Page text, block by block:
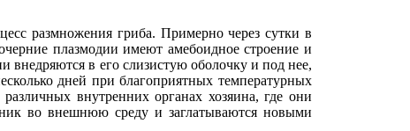
размножения гриба. Примерно через сутки в
плазмодии имеют амебоидное строение и
внедряются в его слизистую оболочку и под нее,
дней при благоприятных температурных
внутренних органах хозяина, где они
во внешнюю среду и заглатываются новыми